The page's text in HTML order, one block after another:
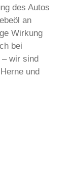
des Autos
an
Wirkung
bei
– wir sind
und